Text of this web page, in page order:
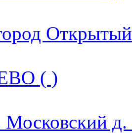
( )
Московский д.